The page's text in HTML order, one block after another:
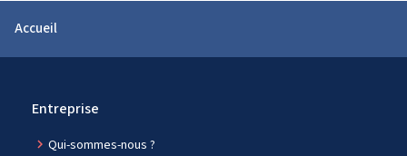
Accueil
Entreprise
navigate_next Qui-sommes-nous ?